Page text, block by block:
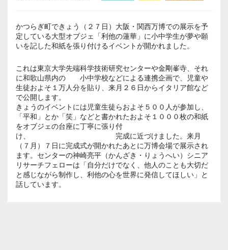
かつらぎ町できょう（２７日）大阪・関西万博での展示を予
定している大型オブジェ「利他の蓮華」に小中学生が夢や願
いを記した和紙を張り付けるイベントが開かれました。
これは東京大学先端科学技術研究センターや金剛峯寺、それ
に和歌山県内の 小中学校などによる連携企画で、児童や
生徒およそ１万人分を貼り、来月２６日からイタリア館など
で公開します。
きょうのイベントには児童生徒らおよそ５００人が参加し、
「平和」とか「笑」などと書かれたおよそ１０００枚の和紙
をオブジェの台座に丁寧に張り付
け、 完成に近づけました。来月
（７月）７日に完成式が開かれたあとに万博会場で展示され
ます。センターの神崎亮平（かんざき・りょうへい）シニア
リサーチフェローは「自分だけでなく、他人のことも大切だ
と感じながら制作し、利他の心を世界に発信してほしい」と
話しています。